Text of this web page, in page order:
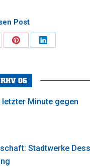
Post
Share
Pinterest
Share
06
Minute gegen
Stadtwerke